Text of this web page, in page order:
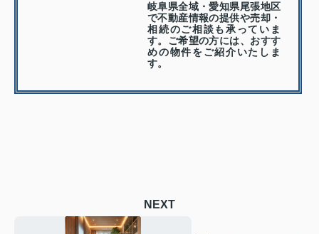
岐阜県全域・愛知県尾張地区
で不動産情報の提供や売却・
相続のご相談も承っていま
す。ご希望の方には、おすす
めの物件をご紹介いたしま
す。
NEXT